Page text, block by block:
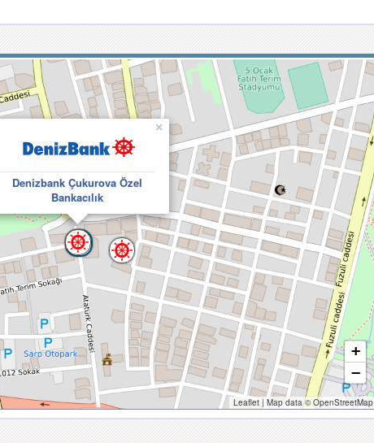
Denizbank Çukurova Özel
Bankacılık
×
+
−
Leaflet | Map data ©OpenStreetMap